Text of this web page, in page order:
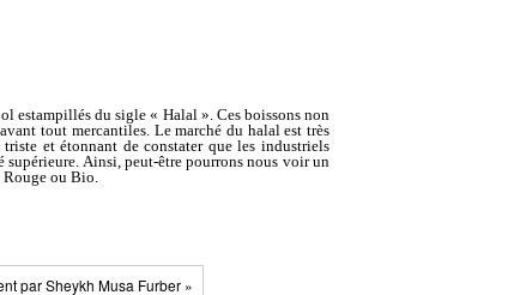
estampillés du sigle « Halal ». Ces boissons non
tout mercantiles. Le marché du halal est très
et étonnant de constater que les industriels
supérieure. Ainsi, peut-être pourrons nous voir un
Rouge ou Bio.
par Sheykh Musa Furber »